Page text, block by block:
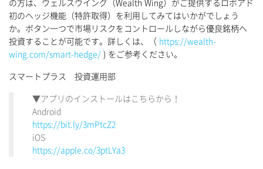
の方は、ウェルスウイング（Wealth Wing）がご提供するロボアド
初のヘッジ機能（特許取得）を利用してみてはいかがでしょう
か。ボタン一つで市場リスクをコントロールしながら優良銘柄へ
投資することが可能です。詳しくは、（ https://wealth-
wing.com/smart-hedge/ ) をご参考ください。
スマートプラス 投資運用部
▼アプリのインストールはこちらから！
Android
https://bit.ly/3mPtcZ2
iOS
https://apple.co/3ptLYa3